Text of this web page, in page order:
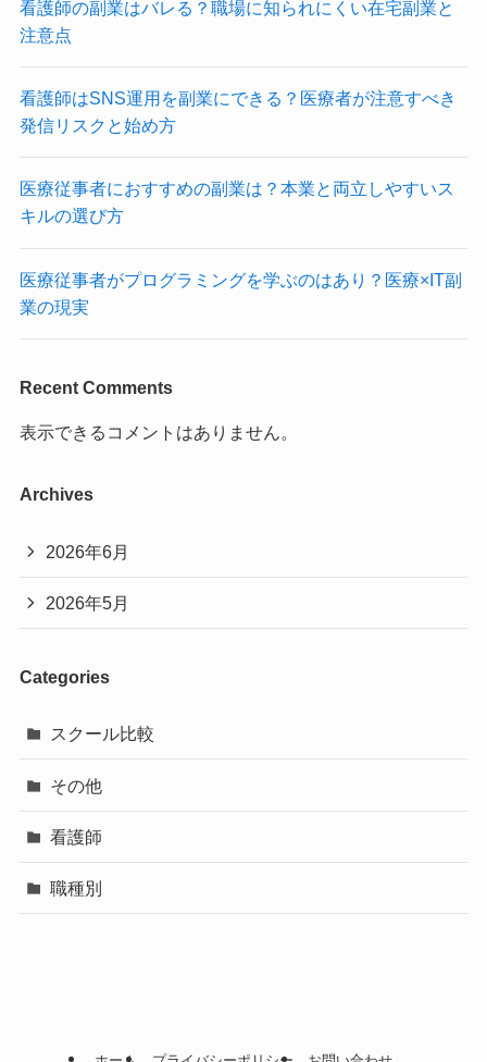
看護師の副業はバレる？職場に知られにくい在宅副業と
注意点
看護師はSNS運用を副業にできる？医療者が注意すべき
発信リスクと始め方
医療従事者におすすめの副業は？本業と両立しやすいス
キルの選び方
医療従事者がプログラミングを学ぶのはあり？医療×IT副
業の現実
Recent Comments
表示できるコメントはありません。
Archives
2026年6月
2026年5月
Categories
スクール比較
その他
看護師
職種別